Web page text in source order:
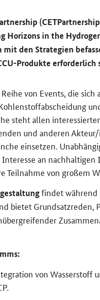
Horizons in the
mit den Stra­te­gien
​Produkte er­for­der­lich
von Events, die
steht allen
und an­de­ren
ein­set­zen.
an
Teil­nah­me von gro­ßem
fin­det wäh­rend
bie­tet Grund­satz­re­den,
von